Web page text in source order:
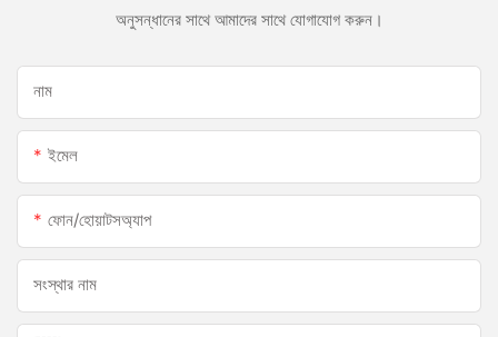
অনুসন্ধানের সাথে আমাদের সাথে যোগাযোগ করুন।
নাম
ইমেল
ফোন/হোয়াটসঅ্যাপ
সংস্থার নাম